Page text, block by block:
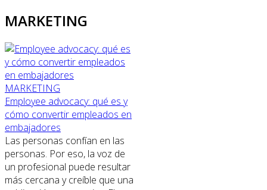
MARKETING
MARKETING
Employee advocacy: qué es y
cómo convertir empleados en
embajadores
Las personas confían en las
personas. Por eso, la voz de
un profesional puede resultar
más cercana y creíble que una